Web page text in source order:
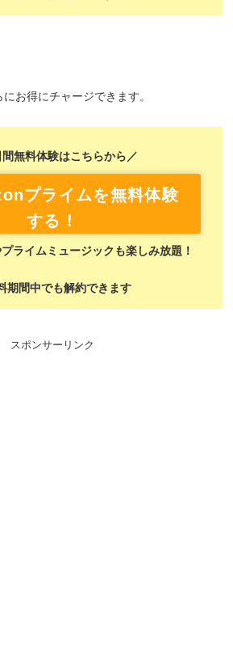
にお得にチャージできます。
間無料体験はこちらから／
プライムを無料体験
する！
ライムミュージックも楽しみ放題！
期間中でも解約できます
スポンサーリンク